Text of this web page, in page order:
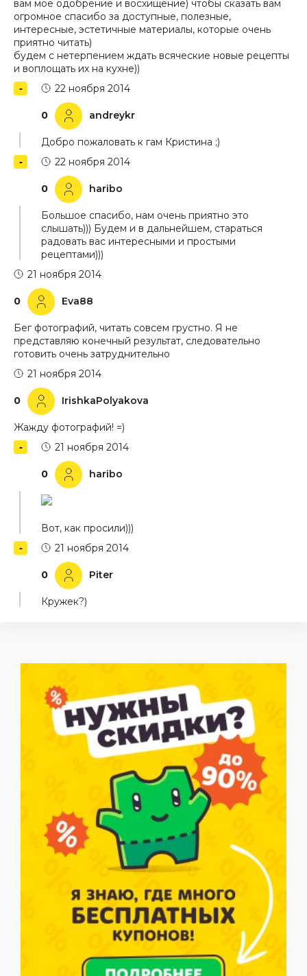
вам мое одобрение и восхищение) чтобы сказать вам
огромное спасибо за доступные, полезные,
интересные, эстетичные материалы, которые очень
приятно читать)
будем с нетерпением ждать всяческие новые рецепты
и воплощать их на кухне))
0 andreykr
22 ноября 2014
Добро пожаловать к гам Кристина ;)
0 haribo
22 ноября 2014
Большое спасибо, нам очень приятно это
слышать))) Будем и в дальнейшем, стараться
радовать вас интересными и простыми
рецептами)))
0 Eva88
21 ноября 2014
Бег фотографий, читать совсем грустно. Я не
представляю конечный результат, следовательно
готовить очень затруднительно
0 IrishkaPolyakova
21 ноября 2014
Жажду фотографий! =)
0 haribo
21 ноября 2014
Вот, как просили)))
0 Piter
21 ноября 2014
Кружек?)